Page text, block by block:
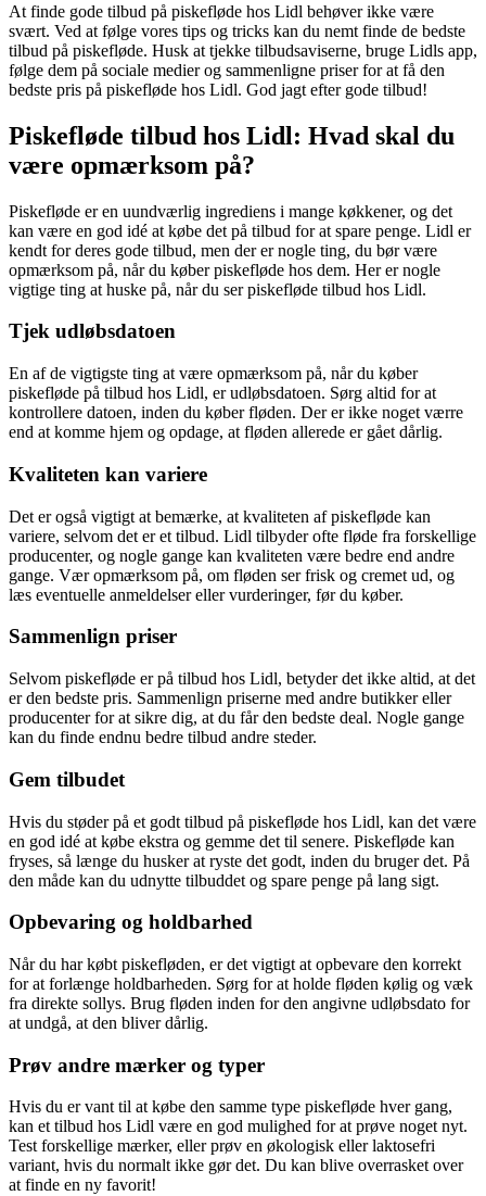
At finde gode tilbud på piskefløde hos Lidl behøver ikke være
svært. Ved at følge vores tips og tricks kan du nemt finde de bedste
tilbud på piskefløde. Husk at tjekke tilbudsaviserne, bruge Lidls app,
følge dem på sociale medier og sammenligne priser for at få den
bedste pris på piskefløde hos Lidl. God jagt efter gode tilbud!
Piskefløde tilbud hos Lidl: Hvad skal du
være opmærksom på?
Piskefløde er en uundværlig ingrediens i mange køkkener, og det
kan være en god idé at købe det på tilbud for at spare penge. Lidl er
kendt for deres gode tilbud, men der er nogle ting, du bør være
opmærksom på, når du køber piskefløde hos dem. Her er nogle
vigtige ting at huske på, når du ser piskefløde tilbud hos Lidl.
Tjek udløbsdatoen
En af de vigtigste ting at være opmærksom på, når du køber
piskefløde på tilbud hos Lidl, er udløbsdatoen. Sørg altid for at
kontrollere datoen, inden du køber fløden. Der er ikke noget værre
end at komme hjem og opdage, at fløden allerede er gået dårlig.
Kvaliteten kan variere
Det er også vigtigt at bemærke, at kvaliteten af piskefløde kan
variere, selvom det er et tilbud. Lidl tilbyder ofte fløde fra forskellige
producenter, og nogle gange kan kvaliteten være bedre end andre
gange. Vær opmærksom på, om fløden ser frisk og cremet ud, og
læs eventuelle anmeldelser eller vurderinger, før du køber.
Sammenlign priser
Selvom piskefløde er på tilbud hos Lidl, betyder det ikke altid, at det
er den bedste pris. Sammenlign priserne med andre butikker eller
producenter for at sikre dig, at du får den bedste deal. Nogle gange
kan du finde endnu bedre tilbud andre steder.
Gem tilbudet
Hvis du støder på et godt tilbud på piskefløde hos Lidl, kan det være
en god idé at købe ekstra og gemme det til senere. Piskefløde kan
fryses, så længe du husker at ryste det godt, inden du bruger det. På
den måde kan du udnytte tilbuddet og spare penge på lang sigt.
Opbevaring og holdbarhed
Når du har købt piskefløden, er det vigtigt at opbevare den korrekt
for at forlænge holdbarheden. Sørg for at holde fløden kølig og væk
fra direkte sollys. Brug fløden inden for den angivne udløbsdato for
at undgå, at den bliver dårlig.
Prøv andre mærker og typer
Hvis du er vant til at købe den samme type piskefløde hver gang,
kan et tilbud hos Lidl være en god mulighed for at prøve noget nyt.
Test forskellige mærker, eller prøv en økologisk eller laktosefri
variant, hvis du normalt ikke gør det. Du kan blive overrasket over
at finde en ny favorit!